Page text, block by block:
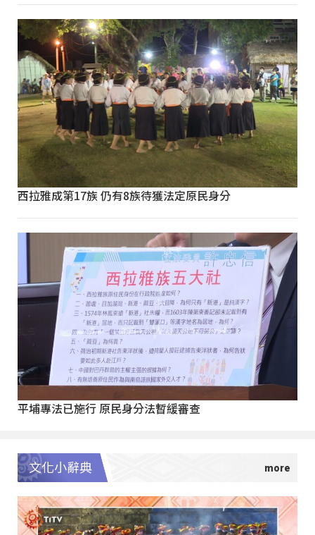
西拉雅成第17族 仍有8族待獲法定原民身分
平埔專法已施行 原民身分法暫緩審查
文化小辭典